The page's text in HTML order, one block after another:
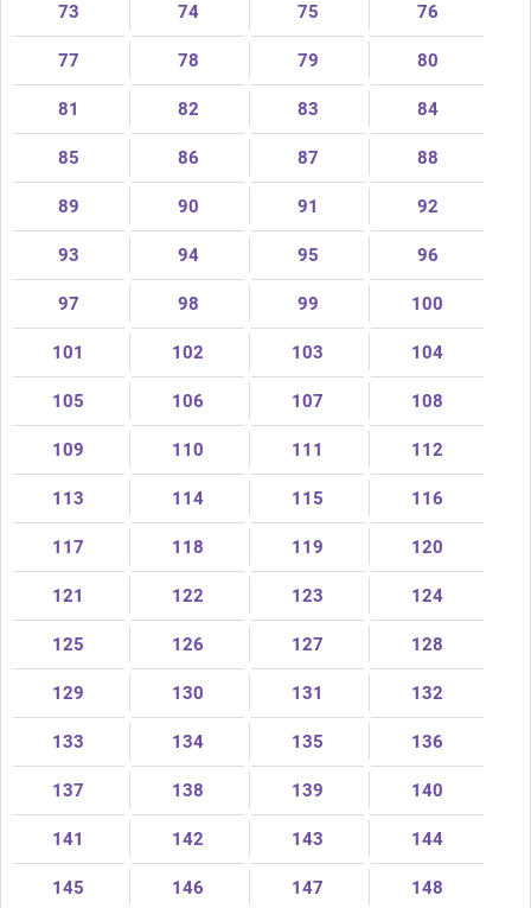
73 74 75 76
77 78 79 80
81 82 83 84
85 86 87 88
89 90 91 92
93 94 95 96
97 98 99 100
101 102 103 104
105 106 107 108
109 110 111 112
113 114 115 116
117 118 119 120
121 122 123 124
125 126 127 128
129 130 131 132
133 134 135 136
137 138 139 140
141 142 143 144
145 146 147 148